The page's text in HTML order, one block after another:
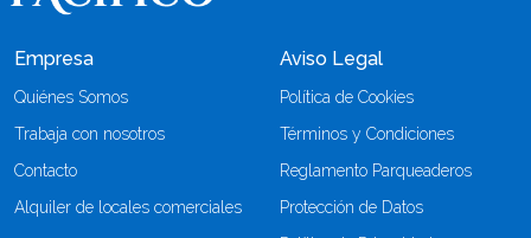
Empresa
Quiénes Somos
Trabaja con nosotros
Contacto
Alquiler de locales comerciales
Aviso Legal
Política de Cookies
Términos y Condiciones
Reglamento Parqueaderos
Protección de Datos